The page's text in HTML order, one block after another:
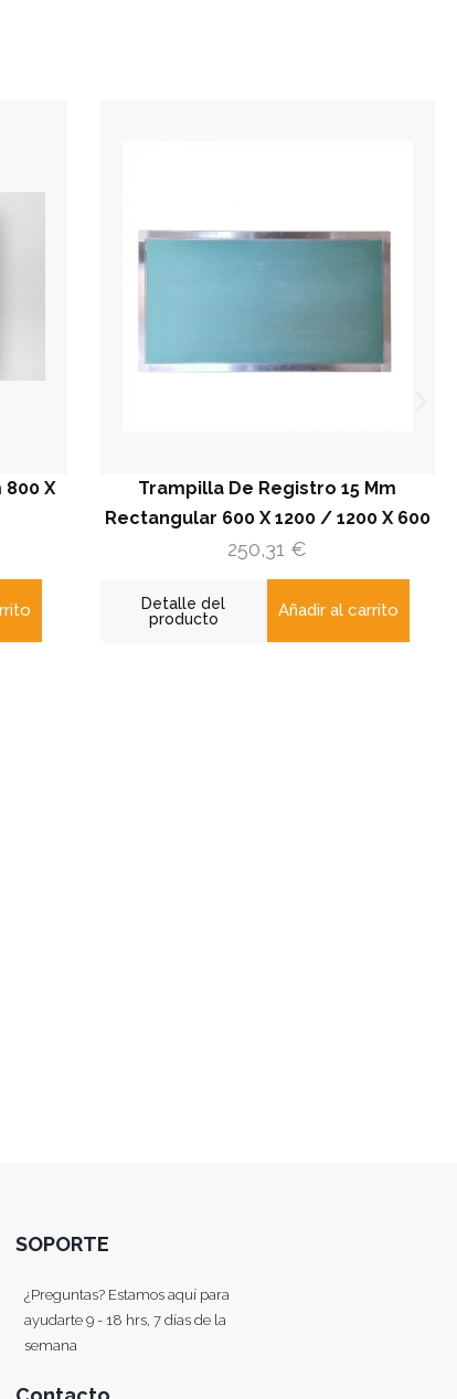
Trampilla De Registro 15 Mm
Rectangular 600 X 1200 / 1200 X 600
250,31€
Detalle del
producto
Añadir al carrito
SOPORTE
¿Preguntas? Estamos aquí para
ayudarte 9 - 18 hrs, 7 días de la
semana